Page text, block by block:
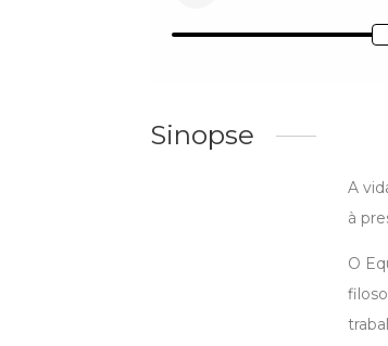
Sinopse
A
à
O